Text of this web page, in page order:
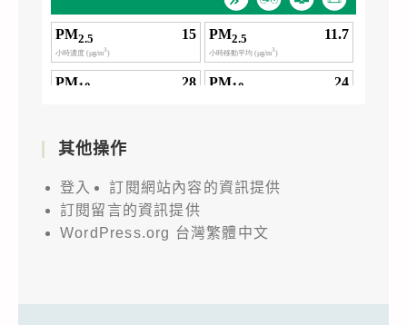
其他操作
登入
訂閱網站內容的資訊提供
訂閱留言的資訊提供
WordPress.org 台灣繁體中文